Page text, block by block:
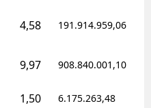
4,58 191.914.959,06
9,97 908.840.001,10
1,50 6.175.263,48